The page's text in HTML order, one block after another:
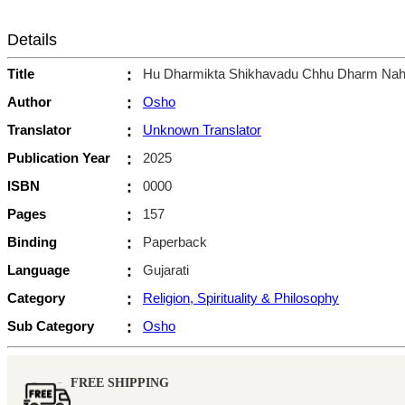
Details
Title :
Hu Dharmikta Shikhavadu Chhu Dharm
Author
:
Osho
Translator
:
Unknown Translator
Publication Year
:
2025
ISBN
:
0000
Pages
:
157
Binding
:
Paperback
Language
:
Gujarati
Category
:
Religion, Spirituality & Philosophy
Sub Category
: Osho
FREE SHIPPING